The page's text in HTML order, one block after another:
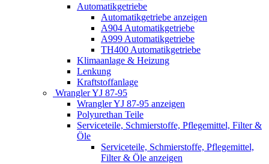
Automatikgetriebe
Automatikgetriebe anzeigen
A904 Automatikgetriebe
A999 Automatikgetriebe
TH400 Automatikgetriebe
Klimaanlage & Heizung
Lenkung
Kraftstoffanlage
Wrangler YJ 87-95
Wrangler YJ 87-95 anzeigen
Polyurethan Teile
Serviceteile, Schmierstoffe, Pflegemittel, Filter &
Öle
Serviceteile, Schmierstoffe, Pflegemittel,
Filter & Öle anzeigen